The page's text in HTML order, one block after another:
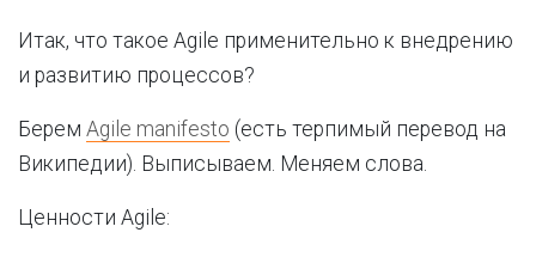
Итак, что такое Agile применительно к внедрению
и развитию процессов?
Берем Agile manifesto (есть терпимый перевод на
Википедии). Выписываем. Меняем слова.
Ценности Agile: